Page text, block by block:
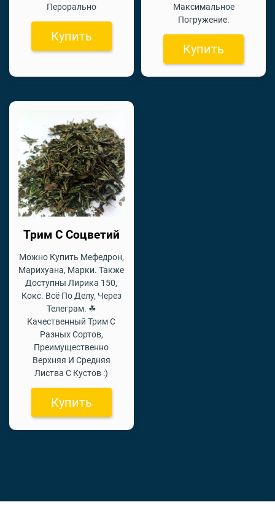
Перорально
Купить
Максимальное
Погружение.
Купить
Трим С Соцветий
Можно Купить Мефедрон,
Марихуана, Марки. Также
Доступны Лирика 150,
Кокс. Всё По Делу, Через
Телеграм. ☘
Качественный Трим С
Разных Сортов,
Преимущественно
Верхняя И Средняя
Листва С Кустов :)
Купить